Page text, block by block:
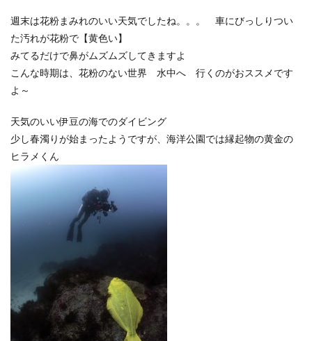
週末は花粉まみれのいい天気でしたね。。。 車にびっしりつい
た汚れが花粉で【黄色い】
みてるだけで鼻がムズムズしてきますよ
こんな時期は、花粉のない世界 水中へ 行くのがおススメです
よ～
天気のいい伊豆の海でのダイビング
少し春濁りが始まったようですが、海洋公園では縁起物の黄金の
ヒラメくん